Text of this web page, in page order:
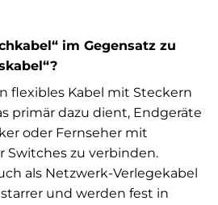
im Gegensatz zu
flexibles Kabel mit Steckern
primär dazu dient, Endgeräte
oder Fernseher mit
Switches zu verbinden.
als Netzwerk-Verlegekabel
und werden fest in